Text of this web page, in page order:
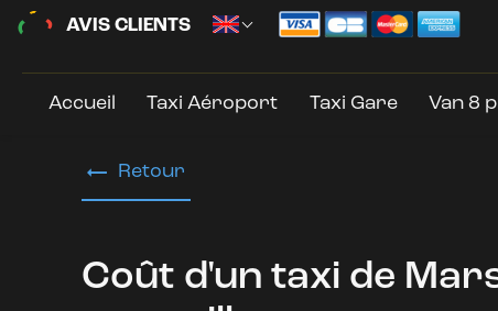
AVIS CLIENTS
Accueil Taxi Aéroport Taxi Gare Van 8
Retour
Coût d'un taxi de
Panneau de gestion des cookies